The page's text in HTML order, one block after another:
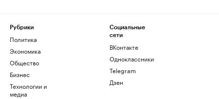
Рубрики
Политика
Экономика
Общество
Бизнес
Технологии и
медиа
Социальные
сети
ВКонтакте
Одноклассники
Telegram
Дзен